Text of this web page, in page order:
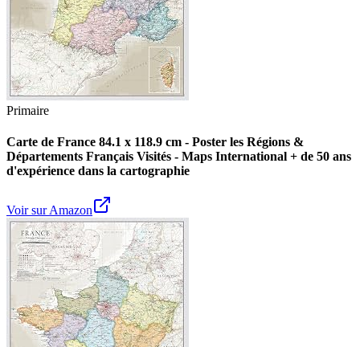
Primaire
Carte de France 84.1 x 118.9 cm - Poster les Régions &
Départements Français Visités - Maps International + de 50 ans
d'expérience dans la cartographie
Voir sur Amazon